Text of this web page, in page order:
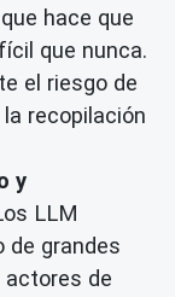
hace que
que nunca.
el riesgo de
recopilación
y
LLM
de grandes
de